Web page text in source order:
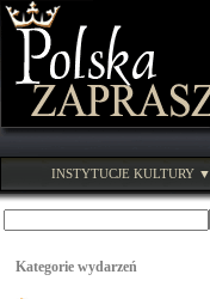
INSTYTUCJE KULTURY ▼
Kategorie wydarzeń